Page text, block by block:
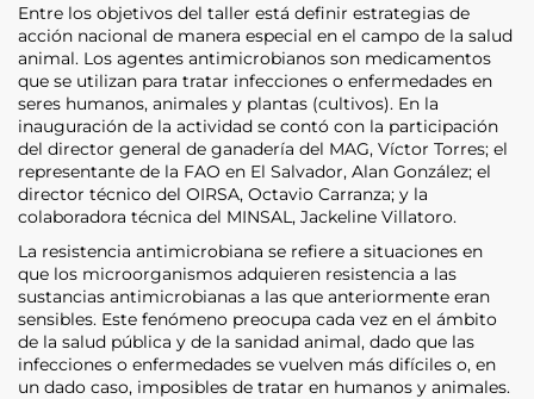
Entre los objetivos del taller está definir estrategias de
acción nacional de manera especial en el campo de la salud
animal. Los agentes antimicrobianos son medicamentos
que se utilizan para tratar infecciones o enfermedades en
seres humanos, animales y plantas (cultivos). En la
inauguración de la actividad se contó con la participación
del director general de ganadería del MAG, Víctor Torres; el
representante de la FAO en El Salvador, Alan González; el
director técnico del OIRSA, Octavio Carranza; y la
colaboradora técnica del MINSAL, Jackeline Villatoro.
La resistencia antimicrobiana se refiere a situaciones en
que los microorganismos adquieren resistencia a las
sustancias antimicrobianas a las que anteriormente eran
sensibles. Este fenómeno preocupa cada vez en el ámbito
de la salud pública y de la sanidad animal, dado que las
infecciones o enfermedades se vuelven más difíciles o, en
un dado caso, imposibles de tratar en humanos y animales.